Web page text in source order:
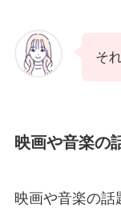
そ
映画や音楽の
映画や音楽の話